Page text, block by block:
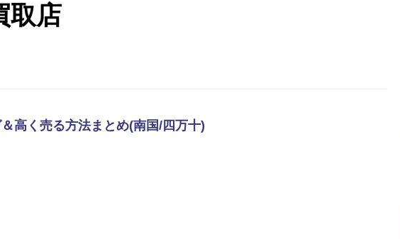
取店
高く売る方法まとめ(南国/四万十)